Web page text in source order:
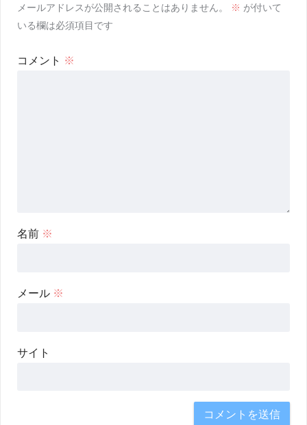
メールアドレスが公開されることはありません。 ※ が付いて
いる欄は必須項目です
コメント ※
名前 ※
メール ※
サイト